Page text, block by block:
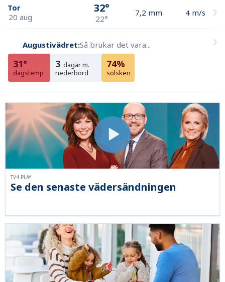
Tor
20 aug
32°
22°
7,2 mm 4 m/s
Augustivädret:Så brukar det vara...
31°
dagstemp
3 dagar m.
nederbörd
74%
solsken
Se den senaste vädersändningen
TV4 PLAY